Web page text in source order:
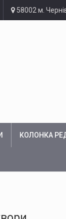
58002 м.
КОЛОНКА